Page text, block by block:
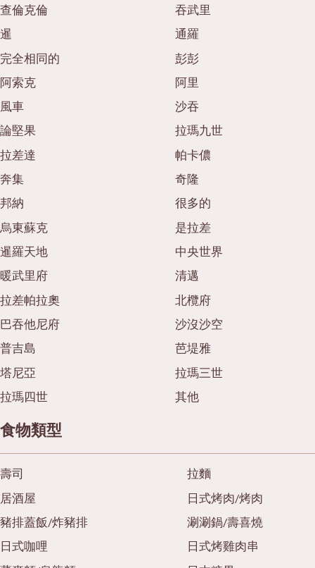
查倫克倫
吞武里
暹
通羅
完全相同的
彭彭
阿索克
阿里
風車
沙吞
論堅果
拉瑪九世
拉差達
帕卡儂
奔集
奇隆
邦納
很多的
烏東蘇克
是拉差
暹羅天地
中央世界
暖武里府
清邁
拉差帕拉奧
北欖府
巴吞他尼府
沙沒沙空
普吉島
芭堤雅
塔尼亞
拉瑪三世
拉瑪四世
其他
食物類型
壽司
拉麵
居酒屋
日式烤肉/烤肉
豬排蓋飯/炸豬排
涮涮鍋/壽喜燒
日式咖哩
日式烤雞肉串